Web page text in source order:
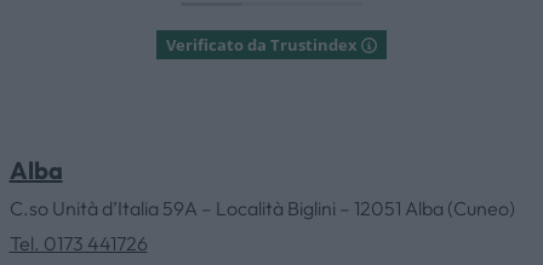
Verificato da Trustindex
Alba
C.so Unità d’Italia 59A – Località Biglini – 12051 Alba (Cuneo)
Tel. 0173 441726